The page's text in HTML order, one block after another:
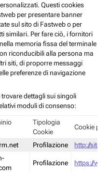
Questi cookies
per presentare banner
sul sito di Fastweb o per
similari. Per fare ciò, i fornitori
memoria fissa del terminale
riconducibili alla persona ma
siti, di proporre messaggi
preferenze di navigazione
dettagli sui singoli
moduli di consenso:
Tipologia
Cookie
Cookie
Profilazione http://
Profilazione https://